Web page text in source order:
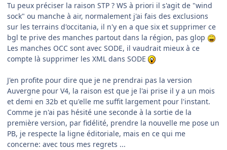
Tu peux préciser la raison STP ? WS à priori il s'agit de "wind
sock" ou manche à air, normalement j'ai fais des exclusions
sur les terrains d'occitania, il n'y en a que six et supprimer ce
bgl te prive des manches partout dans la région, pas glop
Les manches OCC sont avec SODE, il vaudrait mieux à ce
compte là supprimer les XML dans SODE
J'en profite pour dire que je ne prendrai pas la version
Auvergne pour V4, la raison est que je l'ai prise il y a un mois
et demi en 32b et qu'elle me suffit largement pour l'instant.
Comme je n'ai pas hésité une seconde à la sortie de la
première version, par fidélité, prendre la nouvelle me pose un
PB, je respecte la ligne éditoriale, mais en ce qui me
concerne: avec tous mes regrets ...